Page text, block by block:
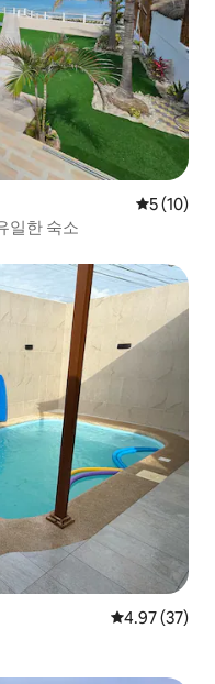
평점 5점
5 (10)
일한 숙소
평점 4.97점(5
4.97 (37)